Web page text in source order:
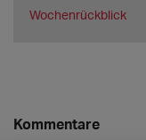
Wochenrückblick
Kommentare